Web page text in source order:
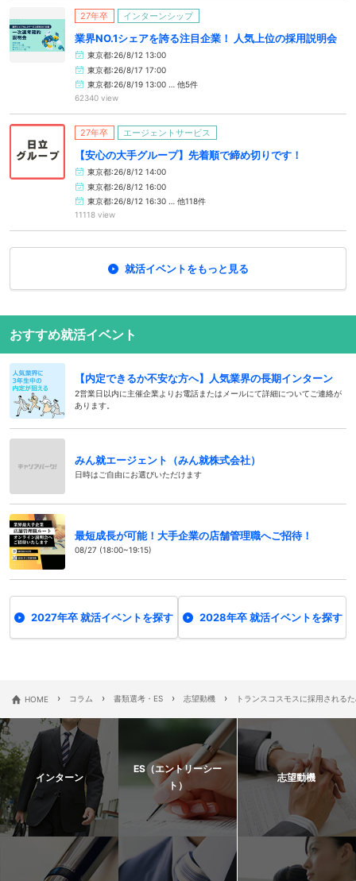
27年卒 インターンシップ
業界NO.1シェアを誇る注目企業！ 人気上位の採用説明会
東京都:26/8/12 13:00
東京都:26/8/17 17:00
東京都:26/8/19 13:00 … 他5件
62340 view
27年卒 エージェントサービス
【安心の大手グループ】先着順で締め切りです！
東京都:26/8/12 14:00
東京都:26/8/12 16:00
東京都:26/8/12 16:30 … 他118件
11118 view
就活イベントをもっと見る
おすすめ就活イベント
【内定できるか不安な方へ】人気業界の長期インターン
2営業日以内に主催企業よりお電話またはメールにて詳細についてご連絡が
あります。
みん就エージェント（みん就株式会社）
日時はご自由にお選びいただけます
最短成長が可能！大手企業の店舗管理職へご招待！
08/27 (18:00~19:15)
2027年卒 就活イベントを探す 2028年卒 就活イベントを探す
HOME › コラム › 書類選考・ES › 志望動機 › トランスコスモスに採用される
インターン
ES（エントリーシー
ト）
志望動機